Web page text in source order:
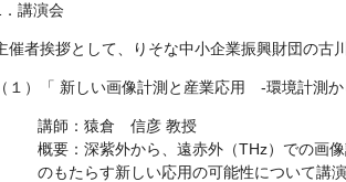
．講演会
催者挨拶として、りそな中小企業振興財団の古
（１）「 新しい画像計測と産業応用 -環境計測か
講師：猿倉 信彦 教授
概要：深紫外から、遠赤外（THz）での画
のもたらす新しい応用の可能性について講演